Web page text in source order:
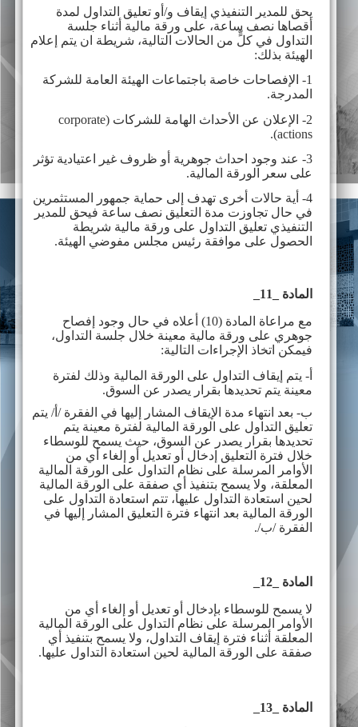
يحق للمدير التنفيذي إيقاف و/أو تعليق التداول لمدة
أقصاها نصف ساعة، على ورقة مالية أثناء جلسة
التداول في كلٍّ من الحالات التالية، شريطة ان يتم إعلام
الهيئة بذلك:
1- الإفصاحات خاصة باجتماعات الهيئة العامة للشركة
المدرجة.
2- الإعلان عن الأحداث الهامة للشركات (
corporate
actions
).
3- عند وجود احداث جوهرية أو ظروف غير اعتيادية تؤثر
على سعر الورقة المالية.
4- أية حالات أخرى تهدف إلى حماية جمهور المستثمرين
في حال تجاوزت مدة التعليق نصف ساعة فيحق للمدير
التنفيذي تعليق التداول على ورقة مالية شريطة
الحصول على موافقة رئيس مجلس مفوضي الهيئة.
المادة _11_
مع مراعاة المادة (10) أعلاه في حال وجود إفصاح
جوهري على ورقة مالية معينة خلال جلسة التداول،
فيمكن اتخاذ الإجراءات التالية:
أ- يتم إيقاف التداول على الورقة المالية وذلك لفترة
معينة يتم تحديدها بقرار يصدر عن السوق.
ب- بعد انتهاء مدة الإيقاف المشار إليها في الفقرة /أ/ يتم
تعليق التداول على الورقة المالية لفترة معينة يتم
تحديدها بقرار يصدر عن السوق، حيث يسمح للوسطاء
خلال فترة التعليق إدخال أو تعديل أو إلغاء أي من
الأوامر المرسلة على نظام التداول على الورقة المالية
المعلقة، ولا يسمح بتنفيذ أي صفقة على الورقة المالية
لحين استعادة التداول عليها، تتم استعادة التداول على
الورقة المالية بعد انتهاء فترة التعليق المشار إليها في
الفقرة /ب/.
المادة _12
لا يسمح للوسطاء بإدخال أو تعديل أو إلغاء أي من
الأوامر المرسلة على نظام التداول على الورقة المالية
المعلقة أثناء فترة إيقاف التداول، ولا يسمح بتنفيذ أي
صفقة على الورقة المالية لحين استعادة التداول عليها.
المادة _13